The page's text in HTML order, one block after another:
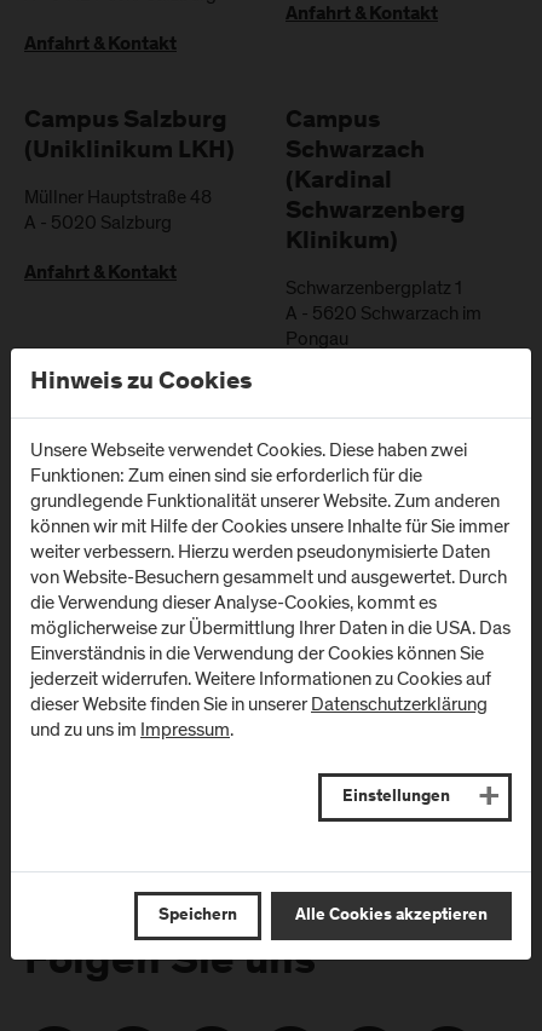
Anfahrt & Kontakt
Anfahrt & Kontakt
Campus Salzburg
(Uniklinikum LKH)
Müllner Hauptstraße 48
A - 5020 Salzburg
Anfahrt & Kontakt
Campus
Schwarzach
(Kardinal
Schwarzenberg
Klinikum)
Schwarzenbergplatz 1
A - 5620 Schwarzach im
Pongau
Newsletter
Melden Sie sich zum Newsletter an und erhalten Sie aktuelle
Infos aus der FH Salzburg und zu Veranstaltungen!
E-Mail Adresse:
Folgen Sie uns
Hinweis zu Cookies
Unsere Webseite verwendet Cookies. Diese haben zwei
Funktionen: Zum einen sind sie erforderlich für die
grundlegende Funktionalität unserer Website. Zum anderen
können wir mit Hilfe der Cookies unsere Inhalte für Sie immer
weiter verbessern. Hierzu werden pseudonymisierte Daten
von Website-Besuchern gesammelt und ausgewertet. Durch
die Verwendung dieser Analyse-Cookies, kommt es
möglicherweise zur Übermittlung Ihrer Daten in die USA. Das
Einverständnis in die Verwendung der Cookies können Sie
jederzeit widerrufen. Weitere Informationen zu Cookies auf
dieser Website finden Sie in unsererDatenschutzerklärung
und zu uns im Impressum.
Einstellungen
Speichern Alle Cookies akzeptieren